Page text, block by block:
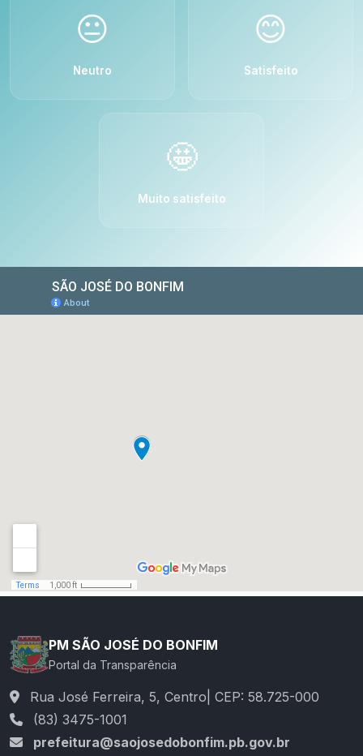
😐
Neutro
😊
Satisfeito
🤩
Muito satisfeito
PM SÃO JOSÉ DO BONFIM
Portal da Transparência
Rua José Ferreira, 5, Centro| CEP: 58.725-000
(83) 3475-1001
prefeitura@saojosedobonfim.pb.gov.br